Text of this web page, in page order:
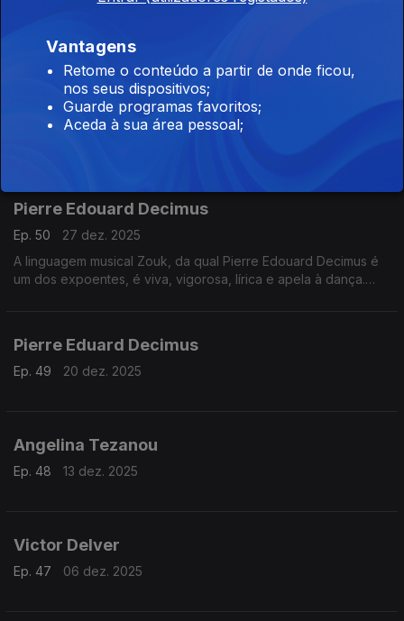
Claudy Siar,
10 jan. 2026
Claudy Siar, nascido na diáspora, define-se a si próprio como
Pierre Edouard Decimus
Ep. 50
27 dez. 2025
A linguagem musical Zouk, da qual Pierre Edouard Decimus é
um dos expoentes, é viva, vigorosa, lírica e apela à dança.
Pierre Eduard Decimus
Ep. 49 20 dez. 2025
Angelina Tezanou
Ep. 48 13 dez. 2025
Victor Delver
Ep. 47 06 dez. 2025
Vantagens
Retome o conteúdo a partir de onde ficou,
nos seus dispositivos;
Guarde programas favoritos;
Aceda à sua área pessoal;